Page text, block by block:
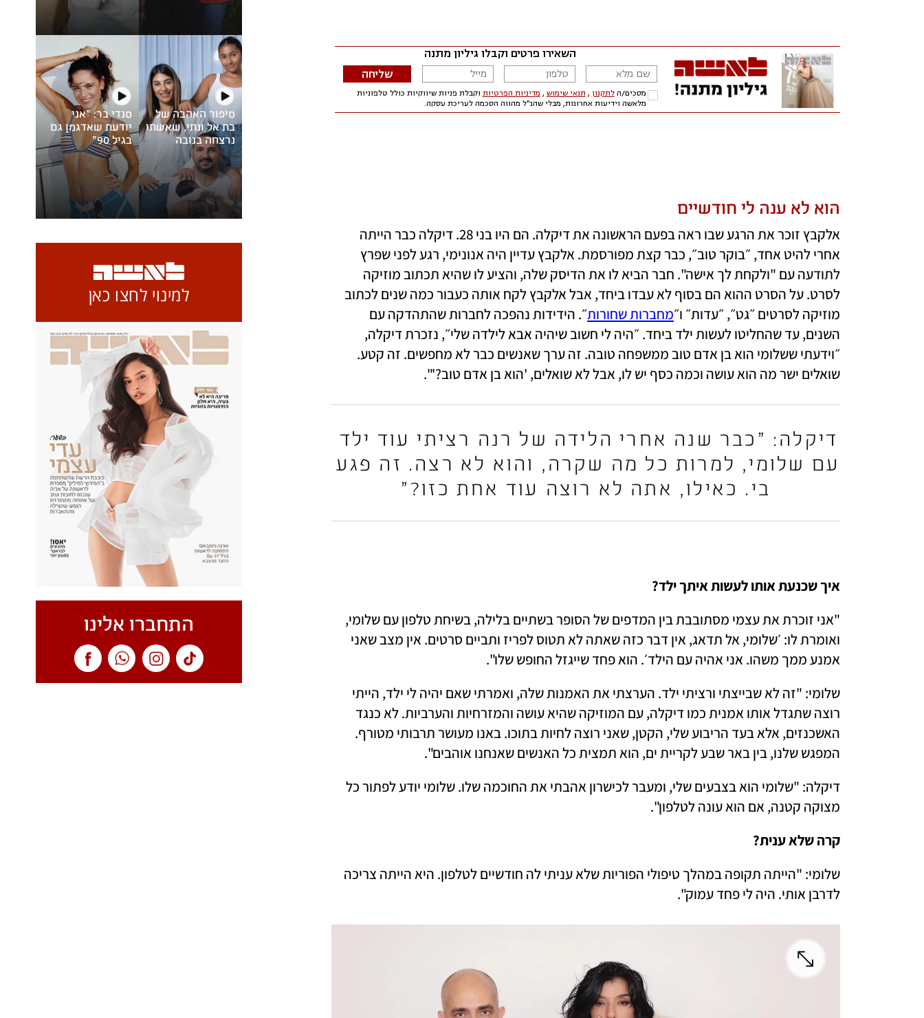
סיפור האהבה של
בת אל ונתי, שאשתו
נרצחה בנובה
סנדי בר: "אני
יודעת שאדגמן גם
בגיל 90"
הוא לא ענה לי חודשיים
מוזיקה לסרטים ״גט״, ״עדות״ ו״מחברות שחורות
שואלים ישר מה הוא עושה וכמה כסף יש לו, אבל לא שואלים, 'הוא בן אדם טוב?'".
בי. כאילו, אתה לא רוצה עוד אחת כזו?"
איך שכנעת אותו לעשות איתך ילד?
אמנע ממך משהו. אני אהיה עם הילד׳. הוא פחד שייגזל החופש שלו".
המפגש שלנו, בין באר שבע לקריית ים, הוא תמצית כל האנשים שאנחנו אוהבים".
מצוקה קטנה, אם הוא עונה לטלפון".
קרה שלא ענית?
לדרבן אותי. היה לי פחד עמוק".